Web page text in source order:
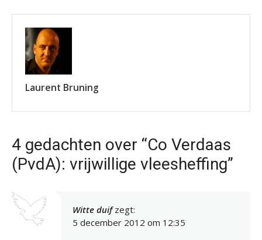
Laurent Bruning
4 gedachten over “Co Verdaas
(PvdA): vrijwillige vleesheffing”
Witte duif zegt:
5 december 2012 om 12:35